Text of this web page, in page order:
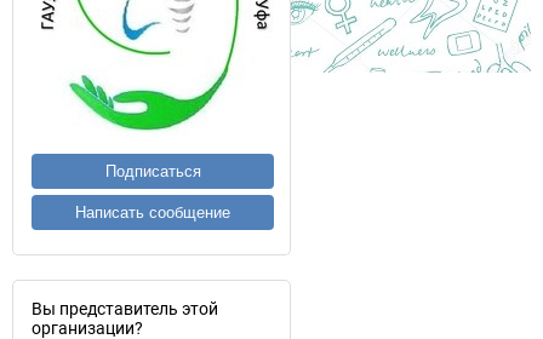
Подписаться
Написать сообщение
Вы представитель этой
организации?